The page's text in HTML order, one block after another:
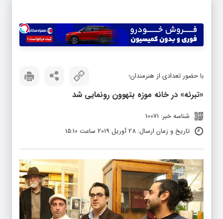
با حضور تعدادی از هنرمندان؛
«تبرئه» در خانه موزه بتهوون رونمایی شد
شناسه خبر: 10071
تاریخ و زمان ارسال: 28 آوریل 2019 ساعت 15:10